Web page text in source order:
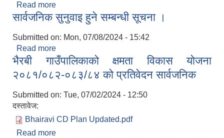
Read more
मसान्त सम्म)
सार्वजनिक सुनुवाइ हुने सम्बन्धी सूचना ।
Submitted on: Mon, 07/08/2024 - 15:42
Read more
भैरबी गाउँपालिकाको क्षमता विकास योजना
२०८१/०८२-०८३/८४ को प्रतिवेदन सार्वजनिक
Submitted on: Tue, 07/02/2024 - 12:50
दस्तावेज:
Bhairavi CD Plan Updated.pdf
Read more